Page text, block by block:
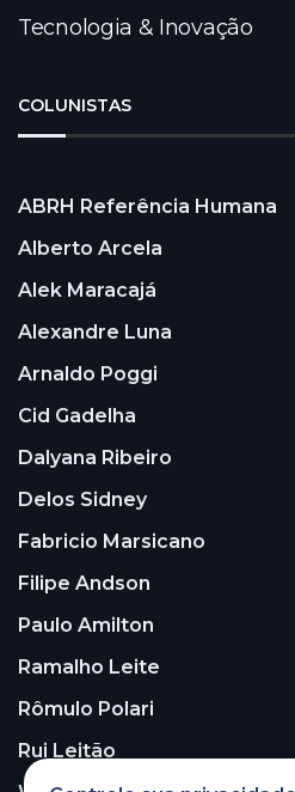
Tecnologia & Inovação
COLUNISTAS
ABRH Referência Humana
Alberto Arcela
Alek Maracajá
Alexandre Luna
Arnaldo Poggi
Cid Gadelha
Dalyana Ribeiro
Delos Sidney
Fabricio Marsicano
Filipe Andson
Paulo Amilton
Ramalho Leite
Rômulo Polari
Rui Leitão